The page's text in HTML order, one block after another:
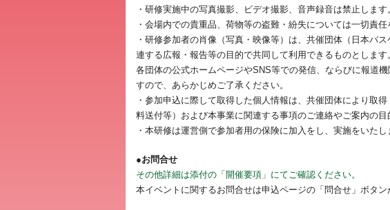
・研修実施中の写真撮影、ビデオ撮影、音声録音は禁止します
・会場内での貴重品、荷物等の盗難・紛失については一切責
・研修参加者の肖像（写真・映像等）は、共催団体（日本バ
連する広報・報告等の目的で共同して利用できるものとしま
各団体の公式ホームページやSNS等での発信、ならびに報道
すので、あらかじめご了承ください。
・参加申込に際して取得した個人情報は、共催団体により取
料送付等）および本事業に関連する事項のご連絡やご案内の目
・本研修は運営側で参加者用の保険に加入をし、実施をいたし
●お問合せ
その他詳細は添付の「開催要項」にてご確認ください。
本イベントに関するお問合せは申込ページの「問合せ」ボタン